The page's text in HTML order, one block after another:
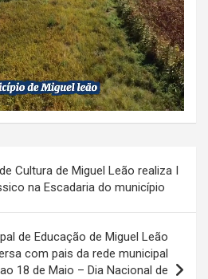
Cultura de Miguel Leão realiza I
na Escadaria do município
de Educação de Miguel Leão
com pais da rede municipal
18 de Maio – Dia Nacional de